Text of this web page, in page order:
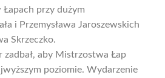
przy dużym
i Przemysława Jaroszewskich
Skrzeczko.
zadbał, aby Mistrzostwa Łap
poziomie. Wydarzenie